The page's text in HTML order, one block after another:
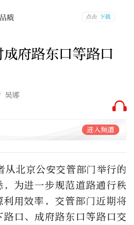
府路东口等路口
吴娜
进入频道
从北京公安交管部门举行的
为进一步规范道路通行秩
用效率，交管部门近期将
口、成府路东口等路口交